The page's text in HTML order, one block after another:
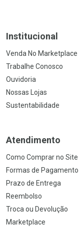
Institucional
Venda No Marketplace
Trabalhe Conosco
Ouvidoria
Nossas Lojas
Sustentabilidade
Atendimento
Como Comprar no Site
Formas de Pagamento
Prazo de Entrega
Reembolso
Troca ou Devolução
Marketplace